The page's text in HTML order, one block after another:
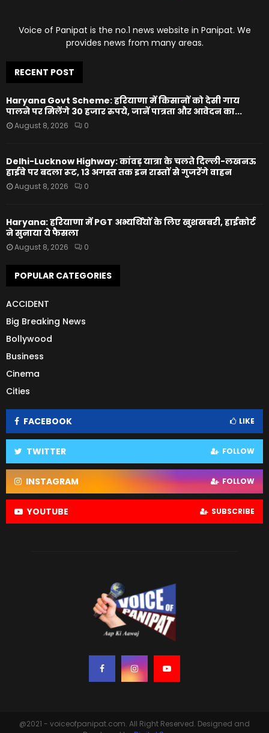
Voice of Panipat is the no.1 news website in Panipat. We
provides news from many areas.
RECENT POST
Haryana Govt Scheme: हरियाणा में किसानों को देसी गाय
पालने पर मिलेंगे 30 हजार रुपये, जानें पात्रता और आवेदन का...
August 8, 2026 0
Delhi-Lucknow Highway: कांवड़ यात्रा के चलते दिल्ली-लखनऊ
हाईवे पर बदला रूट, 13 अगस्त तक इन रास्तों से गुजरेंगे वाहन
August 8, 2026 0
Haryana: हरियाणा में PGT अभ्यर्थियों के लिए खुशखबरी, हाईकोर्ट
ने सुनाया ये फैसला
August 8, 2026 0
POPULAR CATEGORIES
ACCIDENT
Big Breaking News
Bollywood
Business
Cinema
Cities
FACEBOOK LIKE
TWITTER FOLLOW
INSTAGRAM FOLLOW
YOUTUBE SUBSCRIBE
@2021 - voiceofpanipat.com. All Right Reserved. Designed and